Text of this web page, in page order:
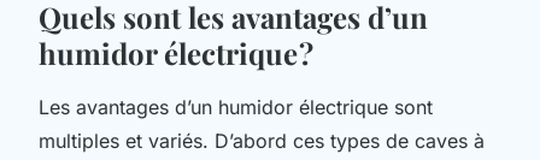
Quels sont les avantages d’un
humidor électrique ?
Les avantages d’un humidor électrique sont
multiples et variés. D’abord ces types de caves à